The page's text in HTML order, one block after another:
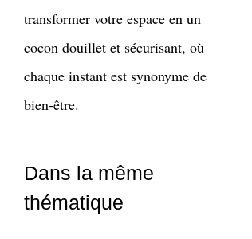
transformer votre espace en un
cocon douillet et sécurisant, où
chaque instant est synonyme de
bien-être.
Dans la même
thématique